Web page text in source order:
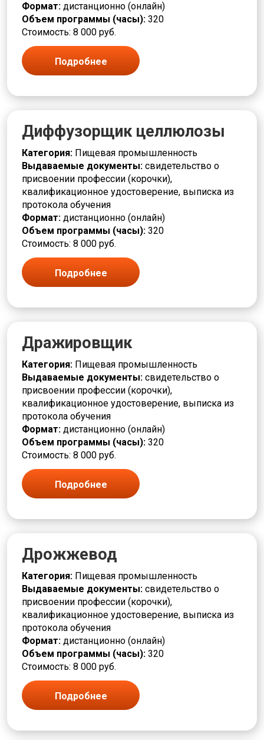
Формат: дистанционно (онлайн)
Объем программы (часы): 320
Стоимость: 8 000 руб.
Подробнее
Диффузорщик целлюлозы
Категория: Пищевая промышленность
Выдаваемые документы: свидетельство о
присвоении профессии (корочки),
квалификационное удостоверение, выписка из
протокола обучения
Формат: дистанционно (онлайн)
Объем программы (часы): 320
Стоимость: 8 000 руб.
Подробнее
Дражировщик
Категория: Пищевая промышленность
Выдаваемые документы: свидетельство о
присвоении профессии (корочки),
квалификационное удостоверение, выписка из
протокола обучения
Формат: дистанционно (онлайн)
Объем программы (часы): 320
Стоимость: 8 000 руб.
Подробнее
Дрожжевод
Категория: Пищевая промышленность
Выдаваемые документы: свидетельство о
присвоении профессии (корочки),
квалификационное удостоверение, выписка из
протокола обучения
Формат: дистанционно (онлайн)
Объем программы (часы): 320
Стоимость: 8 000 руб.
Подробнее